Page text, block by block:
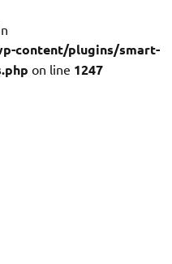
content/plugins/smart-
on line 1247